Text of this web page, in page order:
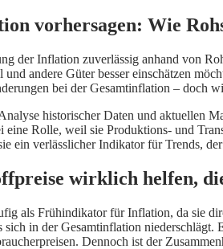
vorhersagen: Wie
der Inflation zuverlässig anhand von
andere Güter besser einschätzen
bei der Gesamtinflation – doch
historischer Daten und aktuellen
eine Rolle, weil sie Produktions- und
ein verlässlicher Indikator für Trends,
wirklich helfen,
als Frühindikator für Inflation, da sie
sich in der Gesamtinflation
Dennoch ist der